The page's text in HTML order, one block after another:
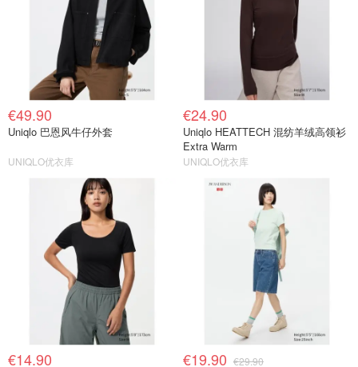
€49.90
Uniqlo 巴恩风牛仔外套
UNIQLO优衣库
€24.90
Uniqlo HEATTECH 混纺羊绒高领衫
Extra Warm
UNIQLO优衣库
€14.90 €19.90 €29.90